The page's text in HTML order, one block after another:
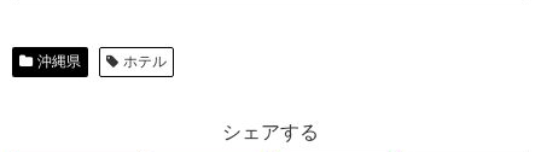
沖縄県 ホテル
シェアする